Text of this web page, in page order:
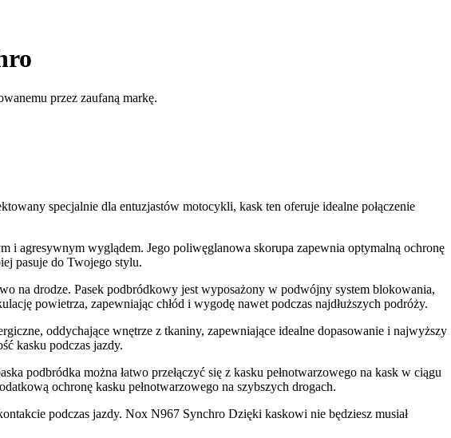
przez zaufaną markę.
specjalnie dla entuzjastów motocykli, kask ten oferuje idealne połączenie
agresywnym wyglądem. Jego poliwęglanowa skorupa zapewnia optymalną ochronę
pasuje do Twojego stylu.
na drodze. Pasek podbródkowy jest wyposażony w podwójny system blokowania,
powietrza, zapewniając chłód i wygodę nawet podczas najdłuższych podróży.
oddychające wnętrze z tkaniny, zapewniające idealne dopasowanie i najwyższy
kasku podczas jazdy.
podbródka można łatwo przełączyć się z kasku pełnotwarzowego na kask w ciągu
ochronę kasku pełnotwarzowego na szybszych drogach.
podczas jazdy. Nox N967 Synchro Dzięki kaskowi nie będziesz musiał